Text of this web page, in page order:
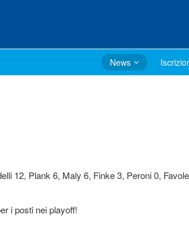
News
12, Plank 6, Maly 6, Finke 3, Peroni 0,
i posti nei playoff!